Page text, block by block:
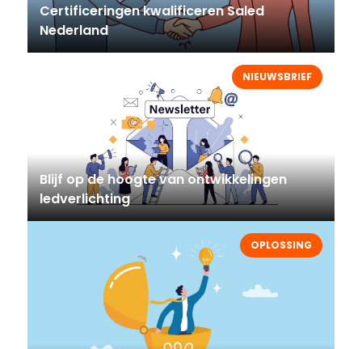
Certificeringen kwalificeren Saled
Nederland
NIEUWSBRIEF
Blijf op de hoogte van ontwikkelingen
ledverlichting
OPLOSSING